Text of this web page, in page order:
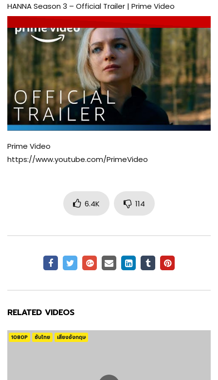
HANNA Season 3 – Official Trailer | Prime Video
Prime Video
https://www.youtube.com/PrimeVideo
6.4K 114
RELATED VIDEOS
1080P ซับไทย เสียงอังกฤษ